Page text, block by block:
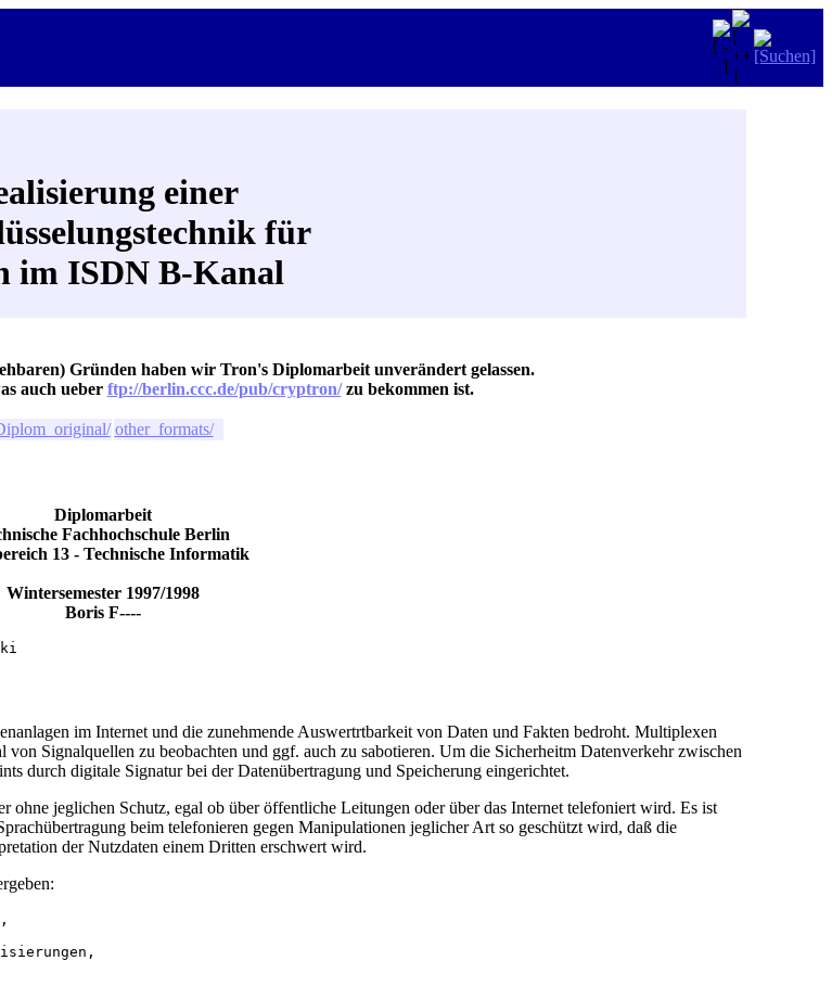
einer
für
im ISDN B-Kanal
Gründen haben wir Tron's Diplomarbeit unverändert gelassen.
auch ueber ftp://berlin.ccc.de/pub/cryptron/zu bekommen ist.
other_formats/
Diplomarbeit
Fachhochschule Berlin
13 - Technische Informatik
Wintersemester 1997/1998
Boris F----
im Internet und die zunehmende Auswertrtbarkeit von Daten und Fakten bedroht. Multiplexen
Signalquellen zu beobachten und ggf. auch zu sabotieren. Um die Sicherheitm Datenverkehr zwischen
durch digitale Signatur bei der Datenübertragung und Speicherung eingerichtet.
ohne jeglichen Schutz, egal ob über öffentliche Leitungen oder über das Internet telefoniert wird. Es ist
beim telefonieren gegen Manipulationen jeglicher Art so geschützt wird, daß die
der Nutzdaten einem Dritten erschwert wird.